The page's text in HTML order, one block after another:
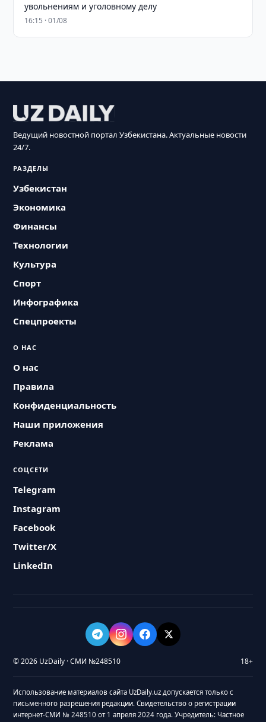
увольнениям и уголовному делу
16:15 · 01/08
Ведущий новостной портал Узбекистана. Актуальные новости
24/7.
РАЗДЕЛЫ
Узбекистан
Экономика
Финансы
Технологии
Культура
Спорт
Инфографика
Спецпроекты
О НАС
О нас
Правила
Конфиденциальность
Наши приложения
Реклама
СОЦСЕТИ
Telegram
Instagram
Facebook
Twitter/X
LinkedIn
© 2026 UzDaily · СМИ №248510 18+
Использование материалов сайта UzDaily.uz допускается только с
письменного разрешения редакции. Свидетельство о регистрации
интернет-СМИ № 248510 от 1 апреля 2024 года. Учредитель: Частное